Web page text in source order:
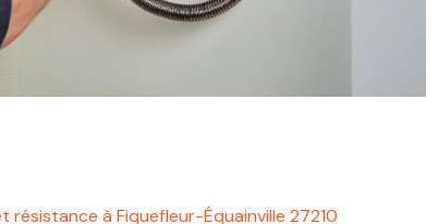
à Fiquefleur-Équainville 27210